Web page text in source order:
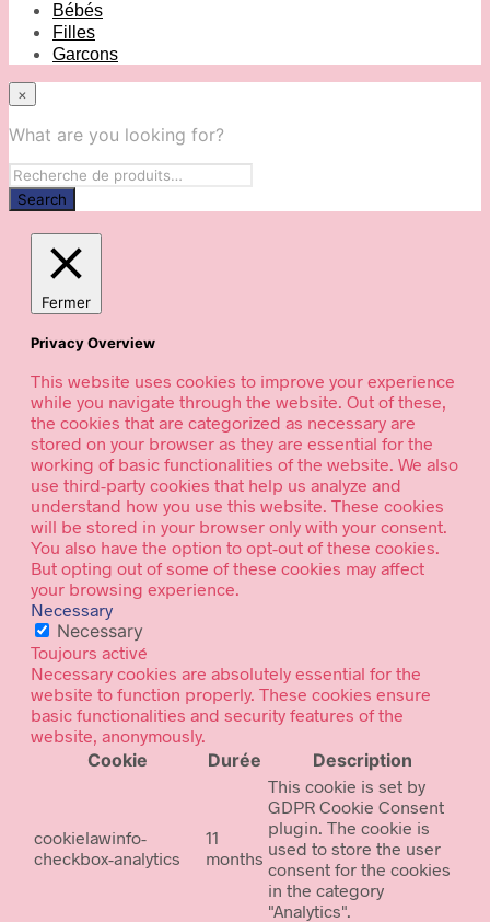
Bébés
Filles
Garcons
×
What are you looking for?
Fermer
Privacy Overview
This website uses cookies to improve your experience
while you navigate through the website. Out of these,
the cookies that are categorized as necessary are
stored on your browser as they are essential for the
working of basic functionalities of the website. We also
use third-party cookies that help us analyze and
understand how you use this website. These cookies
will be stored in your browser only with your consent.
You also have the option to opt-out of these cookies.
But opting out of some of these cookies may affect
your browsing experience.
Necessary
Necessary
Toujours activé
Necessary cookies are absolutely essential for the
website to function properly. These cookies ensure
basic functionalities and security features of the
website, anonymously.
Cookie Durée Description
cookielawinfo-
checkbox-analytics
11
months
This cookie is set by
GDPR Cookie Consent
plugin. The cookie is
used to store the user
consent for the cookies
in the category
"Analytics".